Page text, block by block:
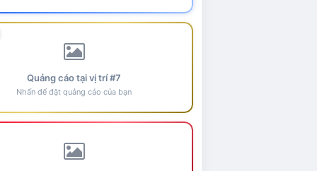
Quảng cáo tại vị trí #7
Nhấn để đặt quảng cáo của bạn